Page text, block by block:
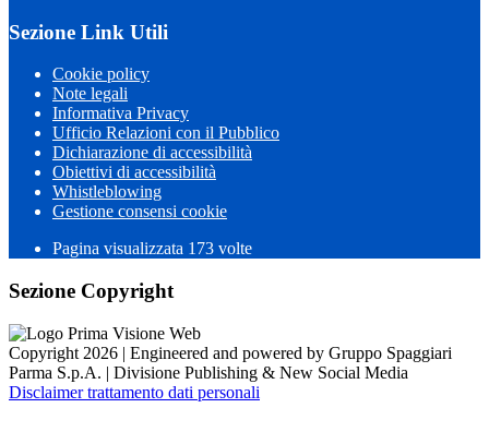
Sezione Link Utili
Cookie policy
Note legali
Informativa Privacy
Ufficio Relazioni con il Pubblico
Dichiarazione di accessibilità
Obiettivi di accessibilità
Whistleblowing
Gestione consensi cookie
Pagina visualizzata 173 volte
Sezione Copyright
Copyright 2026 | Engineered and powered by Gruppo Spaggiari
Parma S.p.A. | Divisione Publishing & New Social Media
Disclaimer trattamento dati personali